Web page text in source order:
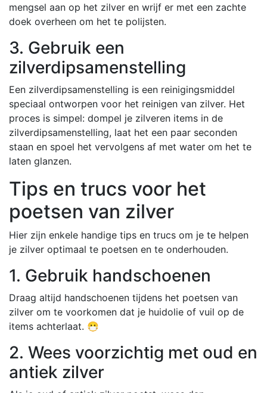
mengsel aan op het zilver en wrijf er met een zachte
doek overheen om het te polijsten.
3. Gebruik een
zilverdipsamenstelling
Een zilverdipsamenstelling is een reinigingsmiddel
speciaal ontworpen voor het reinigen van zilver. Het
proces is simpel: dompel je zilveren items in de
zilverdipsamenstelling, laat het een paar seconden
staan en spoel het vervolgens af met water om het te
laten glanzen.
Tips en trucs voor het
poetsen van zilver
Hier zijn enkele handige tips en trucs om je te helpen
je zilver optimaal te poetsen en te onderhouden.
1. Gebruik handschoenen
Draag altijd handschoenen tijdens het poetsen van
zilver om te voorkomen dat je huidolie of vuil op de
items achterlaat. 😷
2. Wees voorzichtig met oud en
antiek zilver